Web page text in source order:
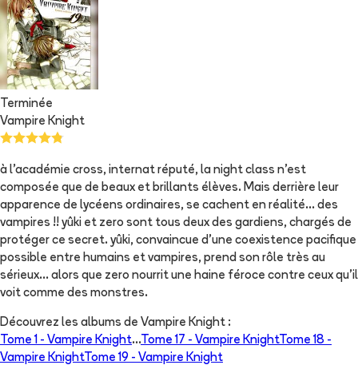
Terminée
Vampire Knight
à l'académie cross, internat réputé, la night class n'est
composée que de beaux et brillants élèves. Mais derrière leur
apparence de lycéens ordinaires, se cachent en réalité... des
vampires !! yûki et zero sont tous deux des gardiens, chargés de
protéger ce secret. yûki, convaincue d'une coexistence pacifique
possible entre humains et vampires, prend son rôle très au
sérieux... alors que zero nourrit une haine féroce contre ceux qu'il
voit comme des monstres.
Découvrez les albums de Vampire Knight :
Tome 1 - Vampire Knight...Tome 17 - Vampire KnightTome 18 -
Vampire KnightTome 19 - Vampire Knight